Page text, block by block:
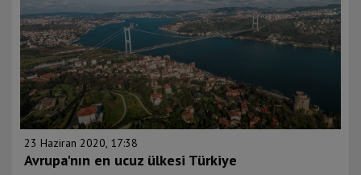
23 Haziran 2020, 17:38
Avrupa'nın en ucuz ülkesi Türkiye